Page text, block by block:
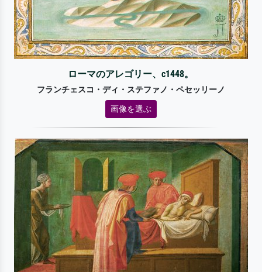
ローマのアレゴリー、c1448。
フランチェスコ・ディ・ステファノ・ペセッリーノ
画像を選ぶ